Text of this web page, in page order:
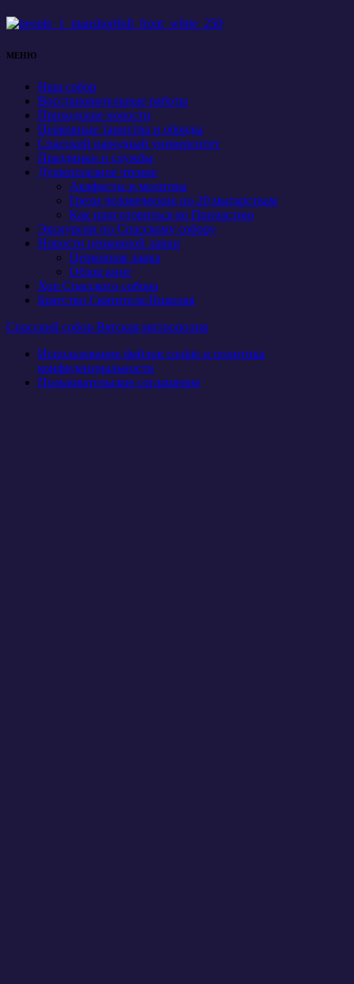
МЕНЮ
Наш собор
Восстановительные работы
Приходские новости
Церковные таинства и обряды
Спасский народный университет
Праздники и службы
Душеполезное чтение
Акафисты и молитвы
Грехи человеческие по 20 мытарствам
Как приготовиться ко Причастию
Экскурсии по Спасскому собору
Новости церковной лавки
Церковная лавка
Обзор книг
Хор Спасского собора
Братство Святителя Николая
Спасский собор Вятская митрополия
Использование файлов cookie и политика
конфиденциальности
Пользовательское соглашение